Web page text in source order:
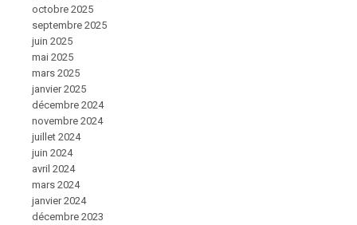
octobre 2025
septembre 2025
juin 2025
mai 2025
mars 2025
janvier 2025
décembre 2024
novembre 2024
juillet 2024
juin 2024
avril 2024
mars 2024
janvier 2024
décembre 2023